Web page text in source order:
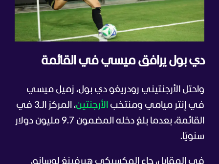
دي بول يرافق ميسي في القائمة
واحتل الأرجنتيني رودريغو دي بول، زميل ميسي
في إنتر ميامي ومنتخب الأرجنتين
، المركز الـ3 في
القائمة، بعدما بلغ دخله المضمون 9.7 مليون دولار
سنويًا.
في المقابل، جاء المكسيكي هيرفينغ لوسانو،